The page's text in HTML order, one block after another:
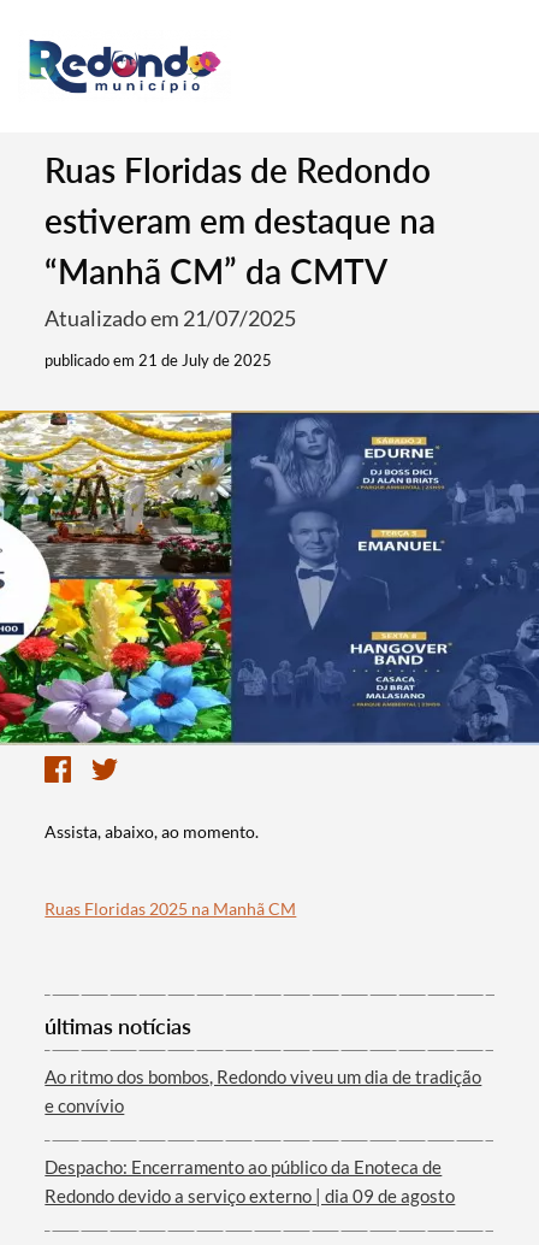
Termo de Pesquisa
Ruas Floridas de Redondo
estiveram em destaque na
“Manhã CM” da CMTV
Atualizado em 21/07/2025
publicado em 21 de July de 2025
Assista, abaixo, ao momento.
Ruas Floridas 2025 na Manhã CM
últimas notícias
Ao ritmo dos bombos, Redondo viveu um dia de tradição
e convívio
Despacho: Encerramento ao público da Enoteca de
Redondo devido a serviço externo | dia 09 de agosto